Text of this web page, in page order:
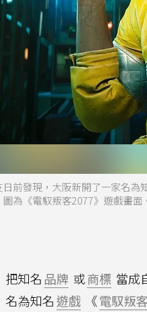
日前發現，大阪新開了一家名
為《電馭叛客2077》遊戲畫面
把知名 品牌 或商標 當成
名為知名 遊戲 《電馭叛客